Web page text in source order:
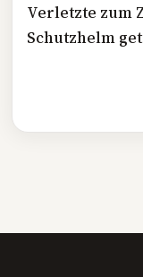
Verletzte zum
Schutzhelm